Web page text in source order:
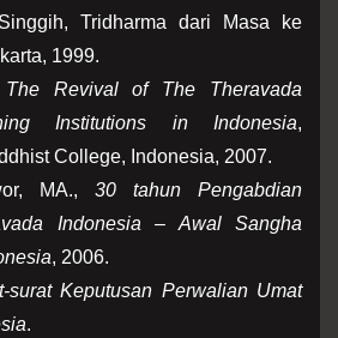
Tridharma dari Masa ke
1999.
The Revival of The Theravada
Institutions in Indonesia,
College, Indonesia, 2007.
MA., 30 tahun Pengabdian
Indonesia – Awal Sangha
, 2006.
surat Keputusan Perwalian Umat
.